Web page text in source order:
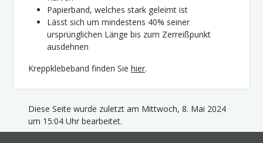
Papierband, welches stark geleimt ist
Lässt sich um mindestens 40% seiner
ursprünglichen Länge bis zum Zerreißpunkt
ausdehnen
Kreppklebeband finden Sie hier.
Diese Seite wurde zuletzt am Mittwoch, 8. Mai 2024
um 15:04 Uhr bearbeitet.